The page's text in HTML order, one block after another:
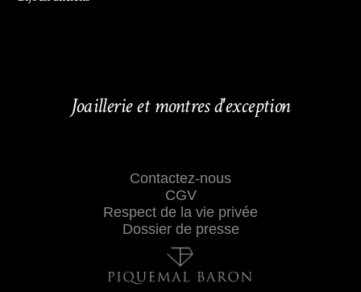
Joaillerie et montres d'exception
Contactez-nous
CGV
Respect de la vie privée
Dossier de presse